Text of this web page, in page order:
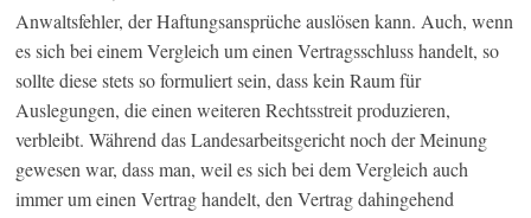
Anwaltsfehler, der Haftungsansprüche auslösen kann. Auch, wenn
es sich bei einem Vergleich um einen Vertragsschluss handelt, so
sollte diese stets so formuliert sein, dass kein Raum für
Auslegungen, die einen weiteren Rechtsstreit produzieren,
verbleibt. Während das Landesarbeitsgericht noch der Meinung
gewesen war, dass man, weil es sich bei dem Vergleich auch
immer um einen Vertrag handelt, den Vertrag dahingehend